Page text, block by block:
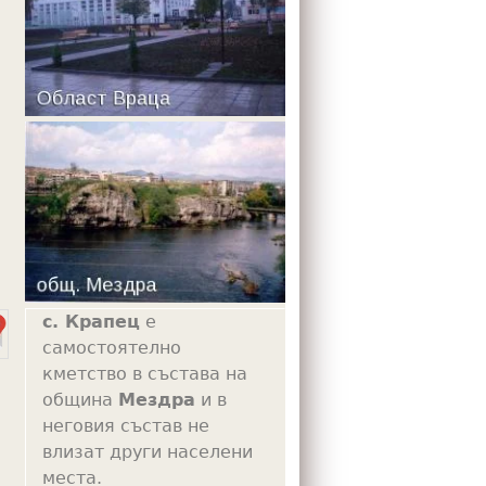
с. Крапец е
самостоятелно
кметство в състава на
община Мездра и в
неговия състав не
влизат други населени
места.